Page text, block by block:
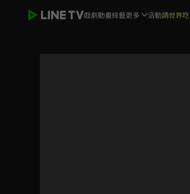
戲劇動畫綜藝更多 活動請世界